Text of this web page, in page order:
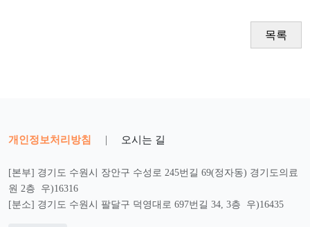
목록
개인정보처리방침 | 오시는 길
[본부] 경기도 수원시 장안구 수성로 245번길 69(정자동) 경기도의료
원 2층 우)16316
[분소] 경기도 수원시 팔달구 덕영대로 697번길 34, 3층 우)16435